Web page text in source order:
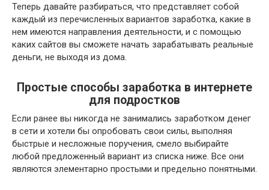
Теперь давайте разбираться, что представляет собой
каждый из перечисленных вариантов заработка, какие в
нем имеются направления деятельности, и с помощью
каких сайтов вы сможете начать зарабатывать реальные
деньги, не выходя из дома.
Простые способы заработка в интернете
для подростков
Если ранее вы никогда не занимались заработком денег
в сети и хотели бы опробовать свои силы, выполняя
быстрые и несложные поручения, смело выбирайте
любой предложенный вариант из списка ниже. Все они
являются элементарно простыми и предельно понятными.